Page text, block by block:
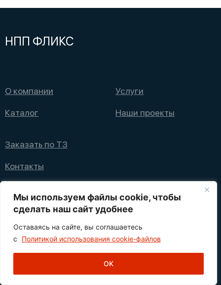
Мы используем файлы cookie, чтобы
сделать наш сайт удобнее
Оставаясь на сайте, вы соглашаетесь
с
Политикой использования cookie-файлов
OK
НПП ФЛИКС
О компании
Каталог
Услуги
Наши проекты
Заказать по ТЗ
Контакты
+7 (495) 008 08 12
info@nppfliks.ru
Политика конфиденциальности
© 2021—2025 НПП ФЛИКС